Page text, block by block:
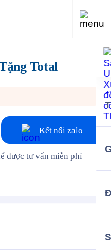
Total
Kết nối zalo
được tư vấn miễn phí